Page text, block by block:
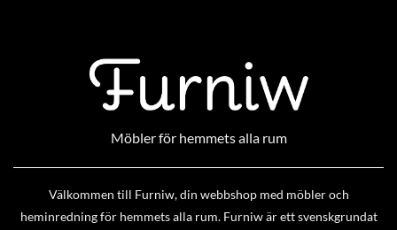
Möbler för hemmets alla rum
Välkommen till Furniw, din webbshop med möbler och
heminredning för hemmets alla rum. Furniw är ett svenskgrundat